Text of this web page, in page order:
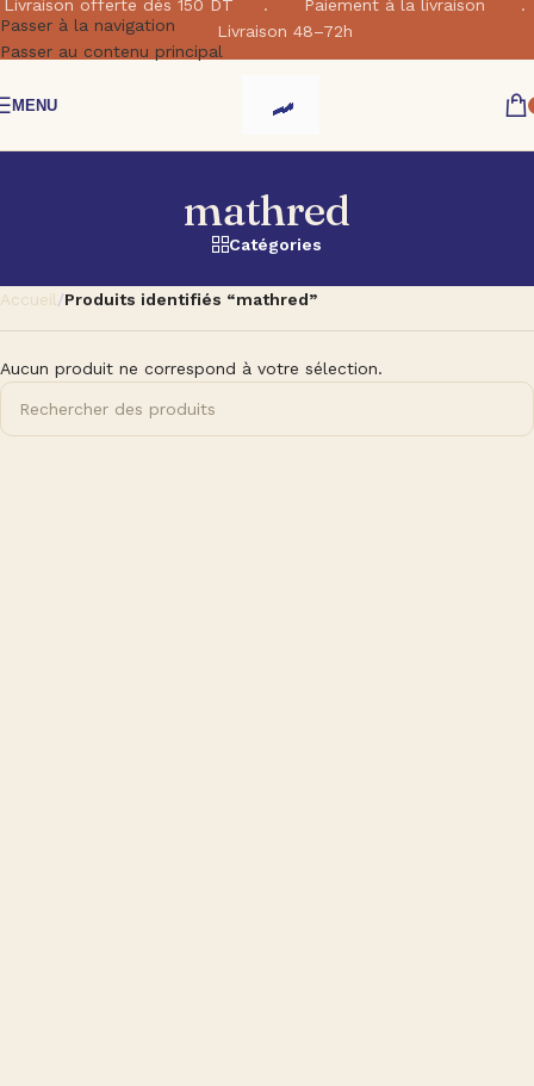
Passer à la navigation
Passer au contenu principal
Livraison offerte dés 150 DT . Paiement à la livraison .
Livraison 48–72h
MENU
mathred
Catégories
Accueil/Produits identifiés “mathred”
Aucun produit ne correspond à votre sélection.